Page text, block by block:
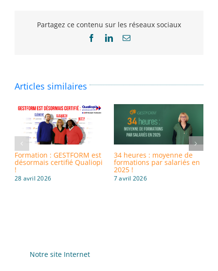
Partagez ce contenu sur les réseaux sociaux
FacebookLinkedInEmail
Articles similaires
Formation : GESTFORM est
désormais certifié Qualiopi
!
28 avril 2026
34 heures : moyenne de
formations par salariés en
2025 !
7 avril 2026
Notre site Internet